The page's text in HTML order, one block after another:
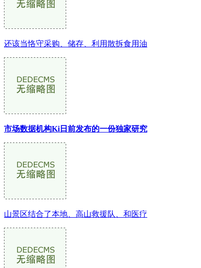
还该当恪守采购、储存、利用散拆食用油
市场数据机构Ki日前发布的一份独家研究
山景区结合了本地、高山救援队、和医疗